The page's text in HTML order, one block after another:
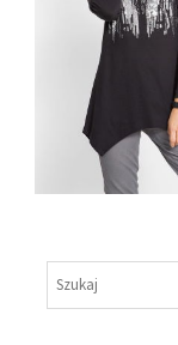
CEKINAMI